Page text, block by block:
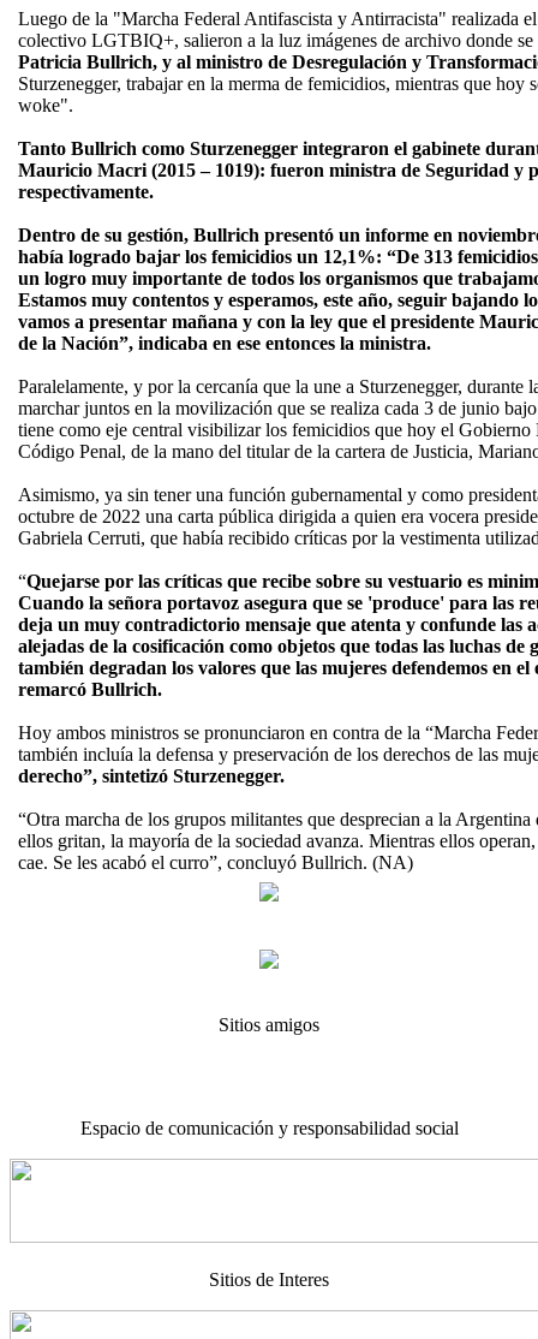
Luego de la "Marcha Federal Antifascista y Antirracista" realizada
colectivo LGTBIQ+, salieron a la luz imágenes de archivo donde
Patricia Bullrich, y al ministro de Desregulación y
Sturzenegger, trabajar en la merma de femicidios, mientras que hoy
woke".
Tanto Bullrich como Sturzenegger integraron el gabinete
Mauricio Macri (2015 – 1019): fueron ministra de Seguridad y
respectivamente.
Dentro de su gestión, Bullrich presentó un informe en
había logrado bajar los femicidios un 12,1%: “De 313
un logro muy importante de todos los organismos que
Estamos muy contentos y esperamos, este año, seguir bajando
vamos a presentar mañana y con la ley que el presidente
de la Nación”, indicaba en ese entonces la ministra.
Paralelamente, y por la cercanía que la une a Sturzenegger, durante
marchar juntos en la movilización que se realiza cada 3 de junio
tiene como eje central visibilizar los femicidios que hoy el
Código Penal, de la mano del titular de la cartera de Justicia,
Asimismo, ya sin tener una función gubernamental y como
octubre de 2022 una carta pública dirigida a quien era vocera
Gabriela Cerruti, que había recibido críticas por la vestimenta
“Quejarse por las críticas que recibe sobre su vestuario es
Cuando la señora portavoz asegura que se 'produce' para las
deja un muy contradictorio mensaje que atenta y confunde las
alejadas de la cosificación como objetos que todas las luchas de
también degradan los valores que las mujeres defendemos en
remarcó Bullrich.
Hoy ambos ministros se pronunciaron en contra de la “Marcha
también incluía la defensa y preservación de los derechos de las
derecho”, sintetizó Sturzenegger.
“Otra marcha de los grupos militantes que desprecian a la
ellos gritan, la mayoría de la sociedad avanza. Mientras ellos
cae. Se les acabó el curro”, concluyó Bullrich. (NA)
Sitios amigos
Espacio de comunicación y responsabilidad social
Sitios de Interes